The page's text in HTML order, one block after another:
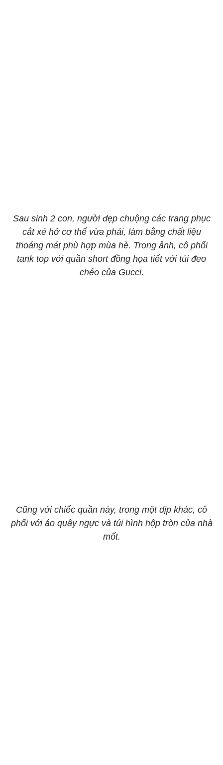
Sau sinh 2 con, người đẹp chuộng các trang phục
cắt xẻ hở cơ thể vừa phải, làm bằng chất liệu
thoáng mát phù hợp mùa hè. Trong ảnh, cô phối
tank top với quần short đồng họa tiết với túi đeo
chéo của Gucci.
Cũng với chiếc quần này, trong một dịp khác, cô
phối với áo quây ngực và túi hình hộp tròn của nhà
mốt.